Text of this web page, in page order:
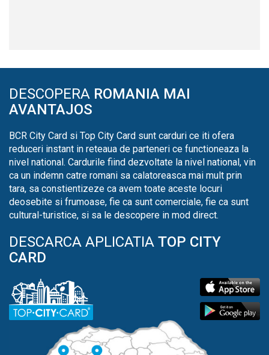
DESCOPERA ROMANIA MAI
AVANTAJOS
BCR City Card si Top City Card sunt carduri ce iti ofera
reduceri instant in reteaua de parteneri ce functioneaza la
nivel national. Cardurile fiind dezvoltate la nivel national, vin
ca un indemn catre romani sa calatoreasca mai mult prin
tara, sa constientizeze ca avem toate aceste locuri
deosebite si frumoase, fie ca sunt comerciale, fie ca sunt
cultural-turistice, si sa le descopere in mod direct.
DESCARCA APLICATIA TOP CITY
CARD